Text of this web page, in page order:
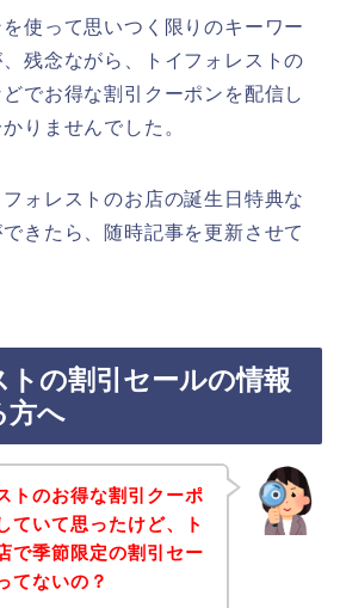
使って思いつく限りのキーワー
残念ながら、トイフォレストの
でお得な割引クーポンを配信し
りませんでした。
ォレストのお店の誕生日特典な
きたら、随時記事を更新させて
トの割引セールの情報
方へ
トのお得な割引クーポ
ていて思ったけど、ト
で季節限定の割引セー
てないの？